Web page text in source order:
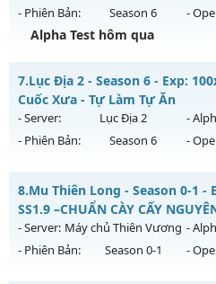
Exp: 9999x - Drop: 80%
Kiểu reset: Reset In Game
Antihack: Shark
- Phiên Bản:
Season 6 -
Alpha Test hôm qua
Mu Việt - Miễn phí 99% - Cày đồ
Mu mới ra tháng 08 2026 - Mở
ngày 07/08/2626
Exp: 9999x - Drop: 90%
Thể loại: Mu Nguyên bản
Antihack: ICMPROTECT ✅ 🔴
7.Lục Địa 2 - Season 6 - Exp:
Cuốc Xưa - Tự Làm Tự Ăn
- Server: Lục Địa 2 -
- Phiên Bản:
Season 6 -
Lục Địa 2 - Chuẩn Cày Cuốc Xưa
Mu mới ra tháng 08 2026 - Mở
ngày 01/08/2626
Exp: 100x - Drop: 10%
8.Mu Thiên Long - Season 0-1 -
SS1.9 –CHUẨN CÀY CẤY
- Server: Máy chủ Thiên Vương -
- Phiên Bản:
Season 0-1 -